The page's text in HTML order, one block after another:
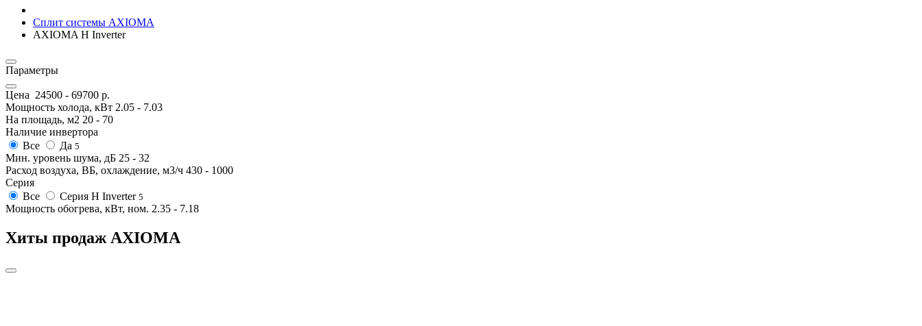
Сплит системы AXIOMA
AXIOMA H Inverter
Параметры
Цена 24500 - 69700 р.
Мощность холода, кВт 2.05 - 7.03
На площадь, м2 20 - 70
Наличие инвертора
Все
Да 5
Мин. уровень шума, дБ 25 - 32
Расход воздуха, ВБ, охлаждение, м3/ч 430 - 1000
Серия
Все
Серия H Inverter 5
Мощность обогрева, кВт, ном. 2.35 - 7.18
Хиты продаж AXIOMA